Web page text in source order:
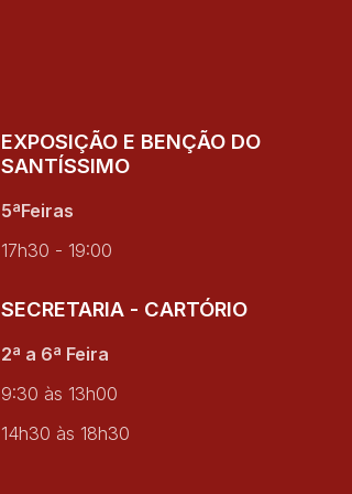
EXPOSIÇÃO E BENÇÃO DO
SANTÍSSIMO
5ªFeiras
17h30 - 19:00
SECRETARIA - CARTÓRIO
2ª a 6ª Feira
9:30 às 13h00
14h30 às 18h30